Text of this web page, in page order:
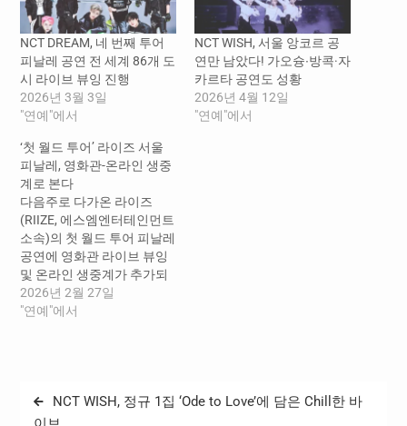
NCT DREAM, 네 번째 투어
피날레 공연 전 세계 86개 도
시 라이브 뷰잉 진행
2026년 3월 3일
"연예"에서
NCT WISH, 서울 앙코르 공
연만 남았다! 가오슝∙방콕·자
카르타 공연도 성황
2026년 4월 12일
"연예"에서
‘첫 월드 투어’ 라이즈 서울
피날레, 영화관-온라인 생중
계로 본다
다음주로 다가온 라이즈
(RIIZE, 에스엠엔터테인먼트
소속)의 첫 월드 투어 피날레
공연에 영화관 라이브 뷰잉
및 온라인 생중계가 추가되
어 화제다. ‘2026 RIIZE
CONCERT TOUR [RIIZING
6~8일 서울 송파구 올림픽
공원 KSPO DOME에서 개최
2026년 2월 27일
"연예"에서
글
탐
NCT WISH, 정규 1집 ‘Ode to Love’에 담은 Chill한 바